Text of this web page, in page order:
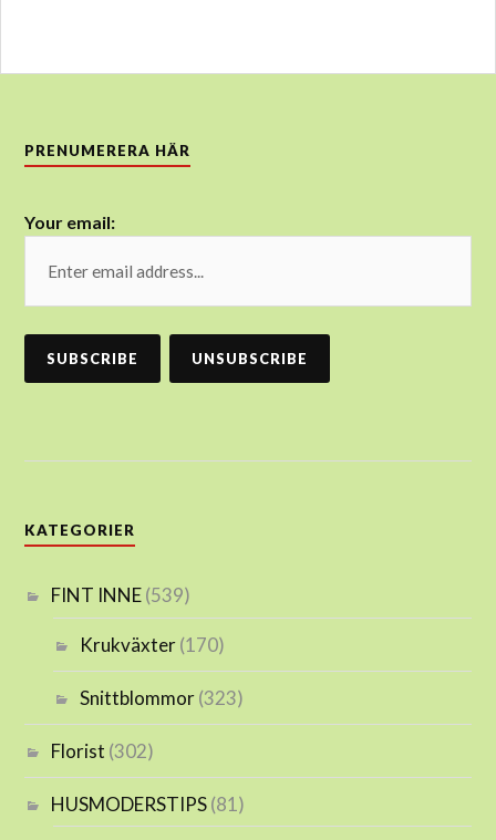
PRENUMERERA HÄR
Your email:
KATEGORIER
FINT INNE(539)
Krukväxter(170)
Snittblommor(323)
Florist (302)
HUSMODERSTIPS(81)